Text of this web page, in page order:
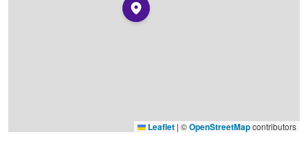
Leaflet | ©OpenStreetMapcontributors